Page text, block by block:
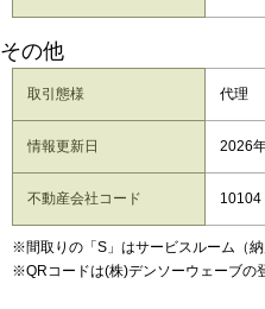
その他
取引態様 代理
情報更新日 2026
不動産会社コード 10104
※間取りの「S」はサービスルーム（納
※QRコードは(株)デンソーウェーブの